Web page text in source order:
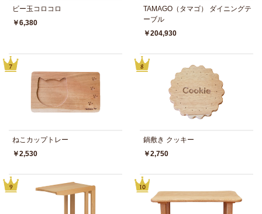
ビー玉コロコロ
￥6,380
TAMAGO（タマゴ） ダイニングテ
ーブル
￥204,930
ねこカップトレー
￥2,530
鍋敷き クッキー
￥2,750